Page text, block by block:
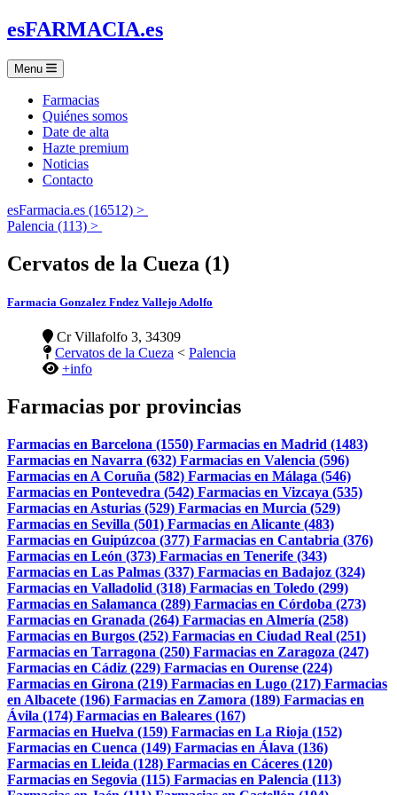
esFARMACIA.es
Menu
Farmacias
Quiénes somos
Date de alta
Hazte premium
Noticias
Contacto
esFarmacia.es (16512) >
Palencia (113) >
Cervatos de la Cueza (1)
Farmacia Gonzalez Fndez Vallejo Adolfo
Cr Villafolfo 3, 34309
Cervatos de la Cueza < Palencia
+info
Farmacias por provincias
Farmacias en Barcelona (1550) Farmacias en Madrid (1483)
Farmacias en Navarra (632) Farmacias en Valencia (596)
Farmacias en A Coruña (582) Farmacias en Málaga (546)
Farmacias en Pontevedra (542) Farmacias en Vizcaya (535)
Farmacias en Asturias (529) Farmacias en Murcia (529)
Farmacias en Sevilla (501) Farmacias en Alicante (483)
Farmacias en Guipúzcoa (377) Farmacias en Cantabria (376)
Farmacias en León (373) Farmacias en Tenerife (343)
Farmacias en Las Palmas (337) Farmacias en Badajoz (324)
Farmacias en Valladolid (318) Farmacias en Toledo (299)
Farmacias en Salamanca (289) Farmacias en Córdoba (273)
Farmacias en Granada (264) Farmacias en Almería (258)
Farmacias en Burgos (252) Farmacias en Ciudad Real (251)
Farmacias en Tarragona (250) Farmacias en Zaragoza (247)
Farmacias en Cádiz (229) Farmacias en Ourense (224)
Farmacias en Girona (219) Farmacias en Lugo (217) Farmacias
en Albacete (196) Farmacias en Zamora (189) Farmacias en
Ávila (174) Farmacias en Baleares (167)
Farmacias en Huelva (159) Farmacias en La Rioja (152)
Farmacias en Cuenca (149) Farmacias en Álava (136)
Farmacias en Lleida (128) Farmacias en Cáceres (120)
Farmacias en Segovia (115) Farmacias en Palencia (113)